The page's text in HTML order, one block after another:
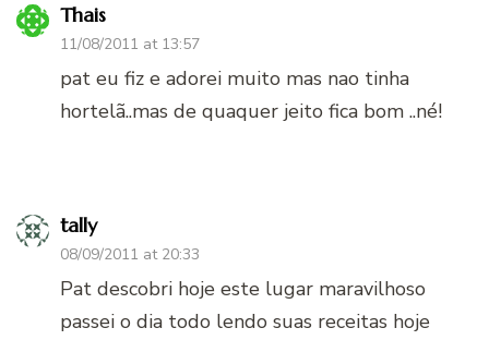
Thais
11/08/2011 at 13:57
pat eu fiz e adorei muito mas nao tinha
hortelã..mas de quaquer jeito fica bom ..né!
tally
08/09/2011 at 20:33
Pat descobri hoje este lugar maravilhoso
passei o dia todo lendo suas receitas hoje